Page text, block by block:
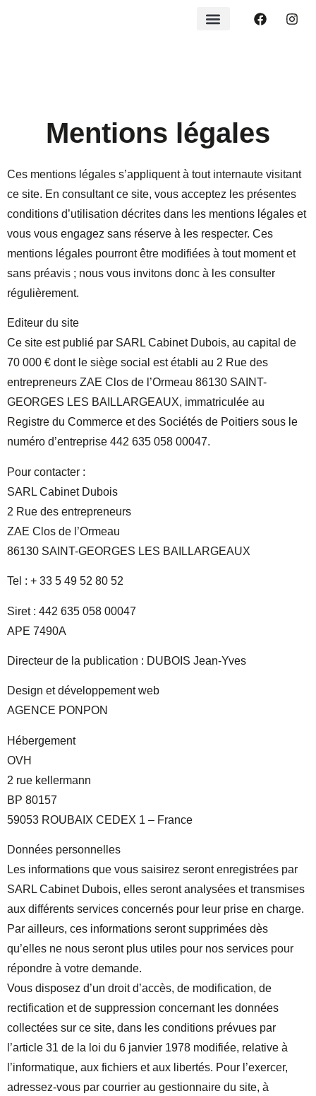
Mentions légales
Ces mentions légales s’appliquent à tout internaute visitant
ce site. En consultant ce site, vous acceptez les présentes
conditions d’utilisation décrites dans les mentions légales et
vous vous engagez sans réserve à les respecter. Ces
mentions légales pourront être modifiées à tout moment et
sans préavis ; nous vous invitons donc à les consulter
régulièrement.
Editeur du site
Ce site est publié par SARL Cabinet Dubois, au capital de
70 000 € dont le siège social est établi au 2 Rue des
entrepreneurs ZAE Clos de l’Ormeau 86130 SAINT-
GEORGES LES BAILLARGEAUX, immatriculée au
Registre du Commerce et des Sociétés de Poitiers sous le
numéro d’entreprise 442 635 058 00047.
Pour contacter :
SARL Cabinet Dubois
2 Rue des entrepreneurs
ZAE Clos de l’Ormeau
86130 SAINT-GEORGES LES BAILLARGEAUX
Tel : + 33 5 49 52 80 52
Siret : 442 635 058 00047
APE 7490A
Directeur de la publication : DUBOIS Jean-Yves
Design et développement web
AGENCE PONPON
Hébergement
OVH
2 rue kellermann
BP 80157
59053 ROUBAIX CEDEX 1 – France
Données personnelles
Les informations que vous saisirez seront enregistrées par
SARL Cabinet Dubois, elles seront analysées et transmises
aux différents services concernés pour leur prise en charge.
Par ailleurs, ces informations seront supprimées dès
qu’elles ne nous seront plus utiles pour nos services pour
répondre à votre demande.
Vous disposez d’un droit d’accès, de modification, de
rectification et de suppression concernant les données
collectées sur ce site, dans les conditions prévues par
l’article 31 de la loi du 6 janvier 1978 modifiée, relative à
l’informatique, aux fichiers et aux libertés. Pour l’exercer,
adressez-vous par courrier au gestionnaire du site, à